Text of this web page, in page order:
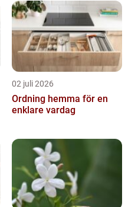
02 juli 2026
Ordning hemma för en
enklare vardag